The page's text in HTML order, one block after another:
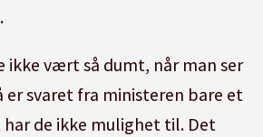
ikke vært så dumt, når man ser
er svaret fra ministeren bare et
de ikke mulighet til. Det